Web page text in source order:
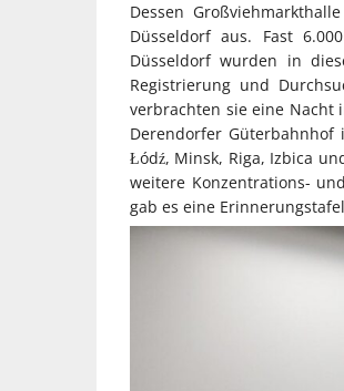
Dessen
Düsseldorf aus. Fast
Düsseldorf wurden in
Registrierung und
verbrachten sie eine Nacht
Derendorfer
Łódź, Minsk, Riga, Izbica
weitere Konzentrations-
gab es eine